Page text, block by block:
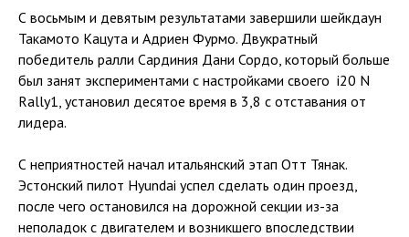
С восьмым и девятым результатами завершили шейкдаун
Такамото Кацута и Адриен Фурмо. Двукратный
победитель ралли Сардиния Дани Сордо, который больше
был занят экспериментами с настройками своего i20 N
Rally1, установил десятое время в 3,8 с отставания от
лидера.
С неприятностей начал итальянский этап Отт Тянак.
Эстонский пилот Hyundai успел сделать один проезд,
после чего остановился на дорожной секции из-за
неполадок с двигателем и возникшего впоследствии